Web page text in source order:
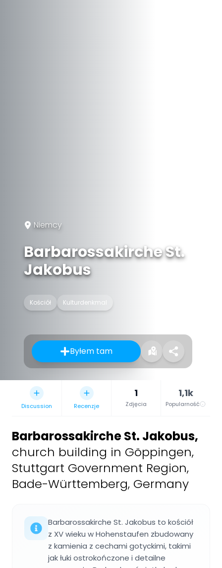
Niemcy
Barbarossakirche St.
Jakobus
Kościół Kulturdenkmal
Byłem tam
Discussion Recenzje
1
Zdjęcia
1,1k
Popularność
Barbarossakirche St. Jakobus,
church building in Göppingen,
Stuttgart Government Region,
Bade-Württemberg, Germany
Barbarossakirche St. Jakobus to kościół
z XV wieku w Hohenstaufen zbudowany
z kamienia z cechami gotyckimi, takimi
jak łuki ostrokończone i detailne